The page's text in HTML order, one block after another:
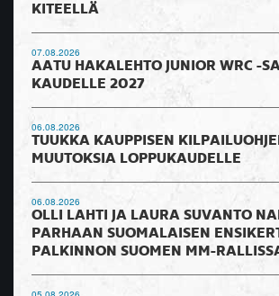
KITEELLÄ
07.08.2026
AATU HAKALEHTO JUNIOR WRC -
KAUDELLE 2027
06.08.2026
TUUKKA KAUPPISEN
MUUTOKSIA LOPPUKAUDELLE
06.08.2026
OLLI LAHTI JA LAURA SUVANTO
PARHAAN SUOMALAISEN
PALKINNON SUOMEN MM-